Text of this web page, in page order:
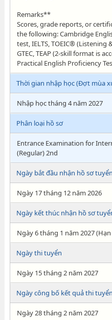
Remarks**
Scores, grade reports, or
the following: Cambridge
test, IELTS, TOEIC® (Listening
GTEC, TEAP (2-skill format is
Practical English Proficiency
Thời gian nhập học (Đợt mùa
Nhập học tháng 4 năm 2027
Phân loại hồ sơ
Entrance Examination for
(Regular) 2nd
Ngày bắt đầu nhận hồ sơ
Ngày 17 tháng 12 năm 2026
Ngày kết thúc nhận hồ sơ
Ngày 6 tháng 1 năm 2027
Ngày thi tuyển
Ngày 15 tháng 2 năm 2027
Ngày công bố kết quả thi tuyển
Ngày 28 tháng 2 năm 2027